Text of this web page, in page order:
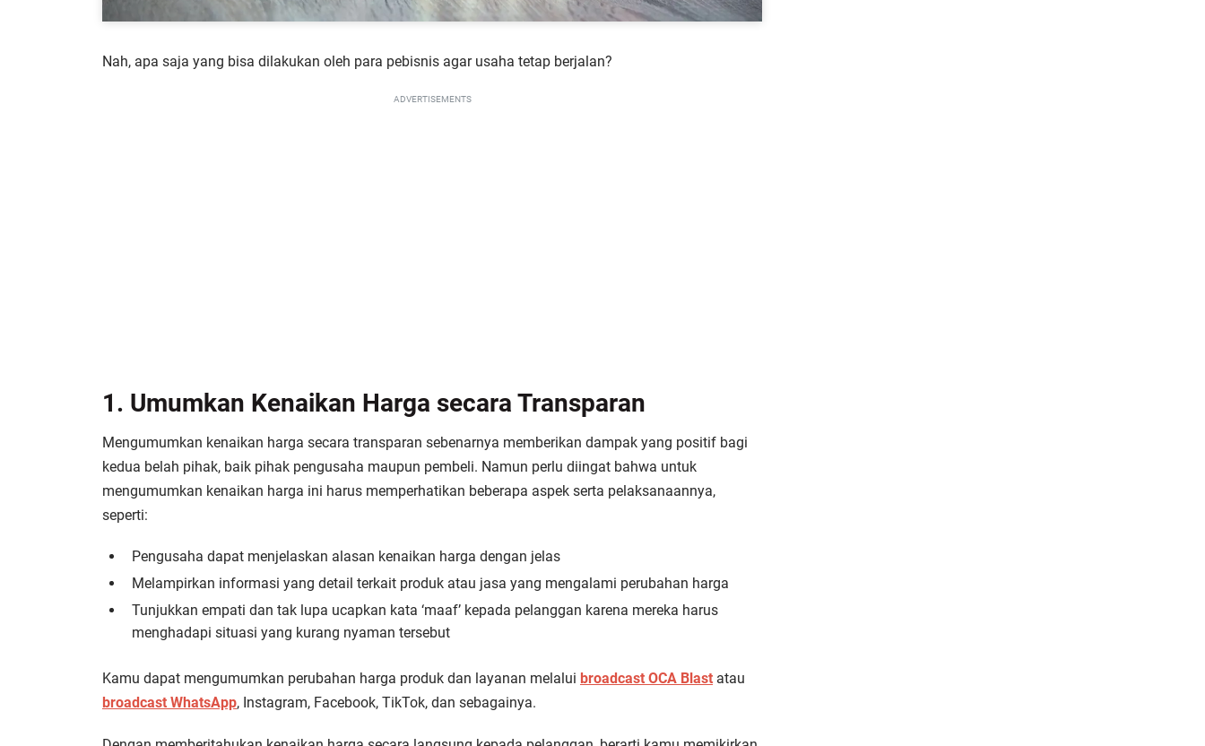
Nah, apa saja yang bisa dilakukan oleh para pebisnis agar usaha tetap berjalan?
ADVERTISEMENTS
1. Umumkan Kenaikan Harga secara Transparan
Mengumumkan kenaikan harga secara transparan sebenarnya memberikan dampak yang positif bagi
kedua belah pihak, baik pihak pengusaha maupun pembeli. Namun perlu diingat bahwa untuk
mengumumkan kenaikan harga ini harus memperhatikan beberapa aspek serta pelaksanaannya,
seperti:
Pengusaha dapat menjelaskan alasan kenaikan harga dengan jelas
Melampirkan informasi yang detail terkait produk atau jasa yang mengalami perubahan harga
Tunjukkan empati dan tak lupa ucapkan kata ‘maaf’ kepada pelanggan karena mereka harus
menghadapi situasi yang kurang nyaman tersebut
Kamu dapat mengumumkan perubahan harga produk dan layanan melalui broadcast OCA Blast atau
broadcast WhatsApp, Instagram, Facebook, TikTok, dan sebagainya.